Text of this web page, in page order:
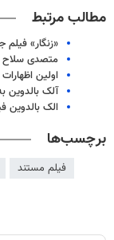
مطالب مرتبط
«زنگار»
متصدی سلاح
اولین
آلک بالدوین
الک بالدوین
برچسب‌ها
فیلم مستند